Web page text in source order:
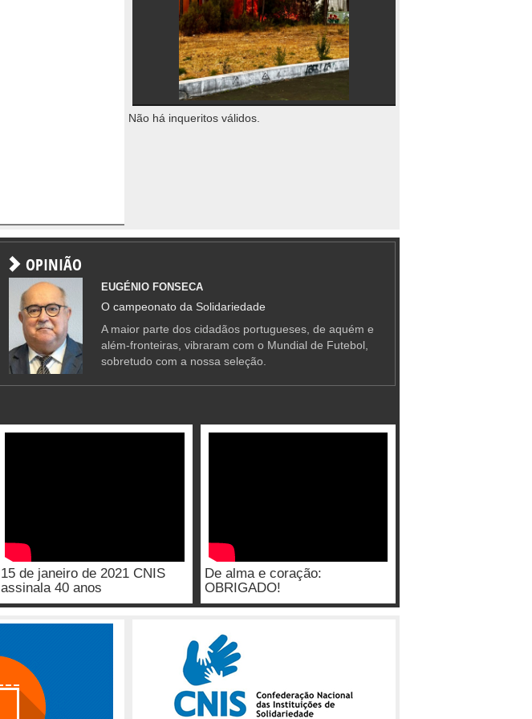
Não há inqueritos válidos.
OPINIÃO
EUGÉNIO FONSECA
O campeonato da Solidariedade
A maior parte dos cidadãos portugueses, de aquém e
além-fronteiras, vibraram com o Mundial de Futebol,
sobretudo com a nossa seleção.
15 de janeiro de 2021 CNIS
assinala 40 anos
De alma e coração:
OBRIGADO!